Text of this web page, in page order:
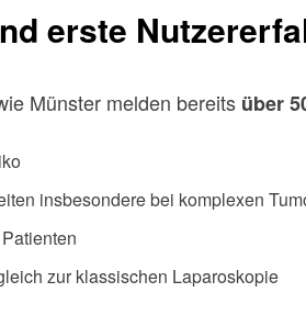
erste
Münster melden bereits über
insbesondere bei komplexen
zur klassischen Laparoskopie